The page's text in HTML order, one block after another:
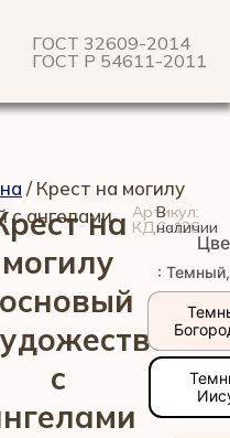
ГОСТ 32609-2014
ГОСТ Р 54611-2011
/ Крест на могилу
с ангелами
на
могилу
с
Артикул:
КДС-126
В
наличии
: